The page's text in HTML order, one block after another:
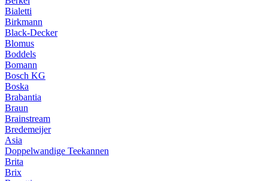
Bialetti
Birkmann
Black-Decker
Blomus
Boddels
Bomann
Bosch KG
Boska
Brabantia
Braun
Brainstream
Bredemeijer
Asia
Doppelwandige Teekannen
Brita
Brix